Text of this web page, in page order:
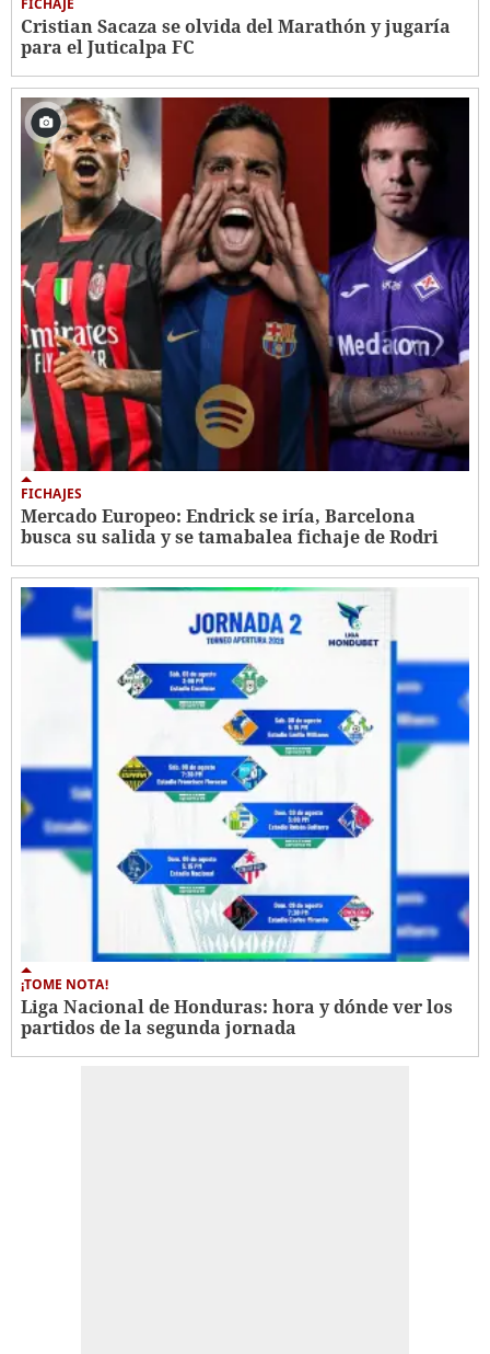
Cristian Sacaza se olvida del Marathón y jugaría
para el Juticalpa FC
FICHAJES
Mercado Europeo: Endrick se iría, Barcelona
busca su salida y se tamabalea fichaje de Rodri
¡TOME NOTA!
Liga Nacional de Honduras: hora y dónde ver los
partidos de la segunda jornada